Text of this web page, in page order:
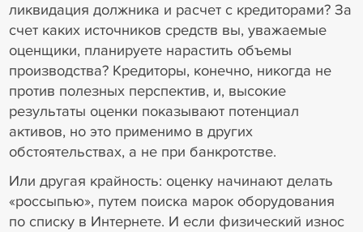
ликвидация должника и расчет с кредиторами? За
счет каких источников средств вы, уважаемые
оценщики, планируете нарастить объемы
производства? Кредиторы, конечно, никогда не
против полезных перспектив, и, высокие
результаты оценки показывают потенциал
активов, но это применимо в других
обстоятельствах, а не при банкротстве.
Или другая крайность: оценку начинают делать
«россыпью», путем поиска марок оборудования
по списку в Интернете. И если физический износ